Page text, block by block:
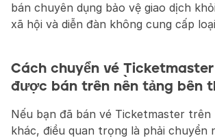
bán chuyên dụng bảo vệ giao dịch
xã hội và diễn đàn không cung cấp
Cách chuyển vé
được bán trên nền tảng bên
Nếu bạn đã bán vé Ticketmaster
khác, điều quan trọng là phải chuyển